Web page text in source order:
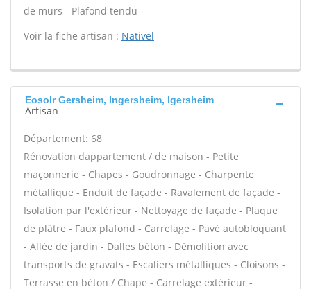
de murs - Plafond tendu -
Voir la fiche artisan : Nativel
Eosolr Gersheim, Ingersheim, Igersheim
Artisan
Département: 68
Rénovation dappartement / de maison - Petite
maçonnerie - Chapes - Goudronnage - Charpente
métallique - Enduit de façade - Ravalement de façade -
Isolation par l'extérieur - Nettoyage de façade - Plaque
de plâtre - Faux plafond - Carrelage - Pavé autobloquant
- Allée de jardin - Dalles béton - Démolition avec
transports de gravats - Escaliers métalliques - Cloisons -
Terrasse en béton / Chape - Carrelage extérieur -